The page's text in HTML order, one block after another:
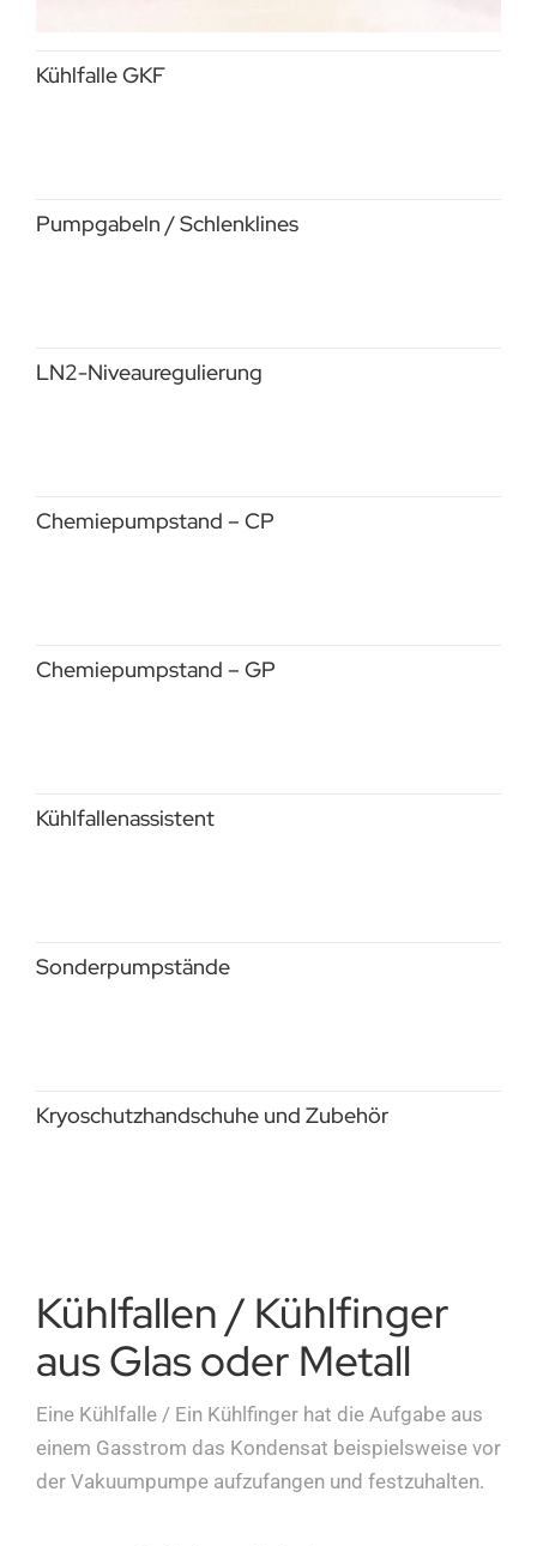
Kühlfalle GKF
Pumpgabeln / Schlenklines
LN2-Niveauregulierung
Chemiepumpstand – CP
Chemiepumpstand – GP
Kühlfallenassistent
Sonderpumpstände
Kryoschutzhandschuhe und Zubehör
Kühlfallen / Kühlfinger
aus Glas oder Metall
Eine Kühlfalle / Ein Kühlfinger hat die Aufgabe aus
einem Gasstrom das Kondensat beispielsweise vor
der Vakuumpumpe aufzufangen und festzuhalten.